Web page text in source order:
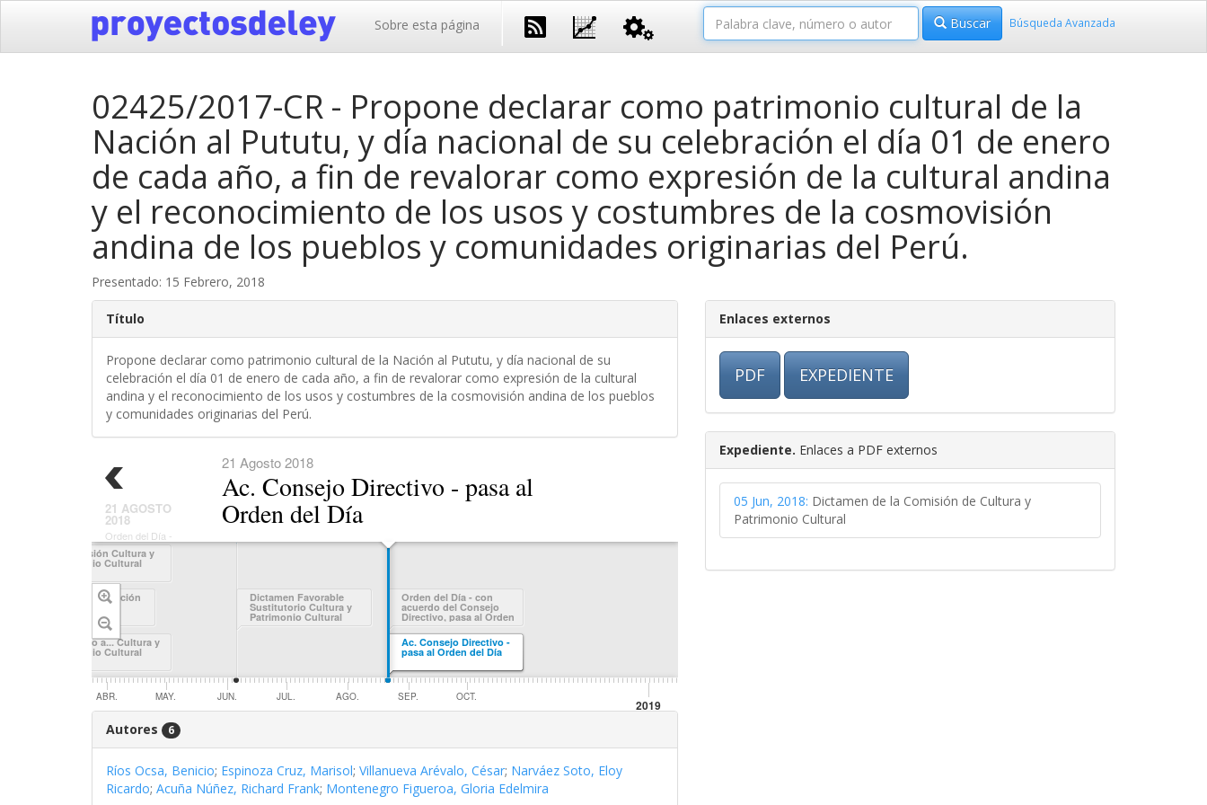
Sobre esta página Buscar Búsqueda Avanzada
02425/2017-CR - Propone declarar como patrimonio cultural de la
Nación al Pututu, y día nacional de su celebración el día 01 de enero
de cada año, a fin de revalorar como expresión de la cultural andina
y el reconocimiento de los usos y costumbres de la cosmovisión
andina de los pueblos y comunidades originarias del Perú.
Presentado: 15 Febrero, 2018
Título
Propone declarar como patrimonio cultural de la Nación al Pututu, y día nacional de su
celebración el día 01 de enero de cada año, a fin de revalorar como expresión de la cultural
andina y el reconocimiento de los usos y costumbres de la cosmovisión andina de los pueblos
y comunidades originarias del Perú.
21 Agosto 2018
Ac. Consejo Directivo - pasa al
Orden del Día
21 AGOSTO
2018
Orden del Día -
con acuerdo del
Consejo
Directivo, pasa al
Orden del Día
Fecha de presentación
Decretado a... Cultura y
Patrimonio Cultural
En comisión Cultura y
Patrimonio Cultural
Dictamen Favorable
Sustitutorio Cultura y
Patrimonio Cultural
Unanimidad - En
Orden del Día - con
acuerdo del Consejo
Directivo, pasa al Orden
del Día
Ac. Consejo Directivo -
pasa al Orden del Día
2019
JUN. OCT.
ABR. MAY. JUL. AGO. SEP.
Autores 6
Ríos Ocsa, Benicio; Espinoza Cruz, Marisol; Villanueva Arévalo, César; Narváez Soto, Eloy
Ricardo; Acuña Núñez, Richard Frank; Montenegro Figueroa, Gloria Edelmira
Enlaces externos
PDF EXPEDIENTE
Expediente. Enlaces a PDF externos
05 Jun, 2018: Dictamen de la Comisión de Cultura y
Patrimonio Cultural